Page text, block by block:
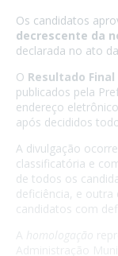
Os candidatos
decrescente da
declarada no ato
O Resultado Final
publicados pela
endereço eletrônico
após decididos
A divulgação
classificatória e
de todos os
deficiência, e outra
candidatos com
A homologação